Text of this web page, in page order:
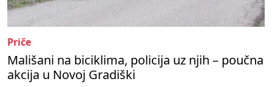
Priče
Mališani na biciklima, policija uz njih – poučna
akcija u Novoj Gradiški